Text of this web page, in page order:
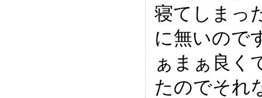
寝てしまっ
に無いので
ぁまぁ良く
たのでそれ